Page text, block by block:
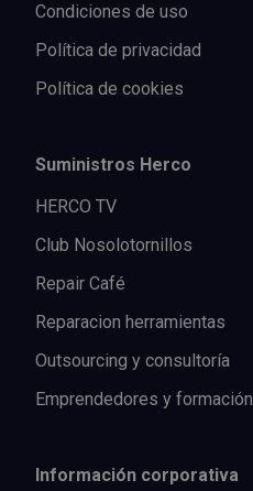
Condiciones de uso
Política de privacidad
Política de cookies
Suministros Herco
HERCO TV
Club Nosolotornillos
Repair Café
Reparacion herramientas
Outsourcing y consultoría
Emprendedores y formación
Información corporativa